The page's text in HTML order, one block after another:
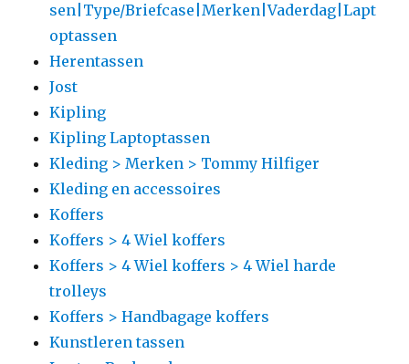
sen|Type/Briefcase|Merken|Vaderdag|Lapt
optassen
Herentassen
Jost
Kipling
Kipling Laptoptassen
Kleding > Merken > Tommy Hilfiger
Kleding en accessoires
Koffers
Koffers > 4 Wiel koffers
Koffers > 4 Wiel koffers > 4 Wiel harde
trolleys
Koffers > Handbagage koffers
Kunstleren tassen